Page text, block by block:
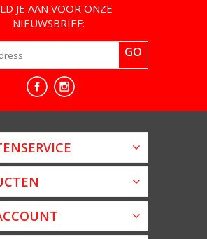
JE AAN VOOR ONZE
NIEUWSBRIEF:
GO